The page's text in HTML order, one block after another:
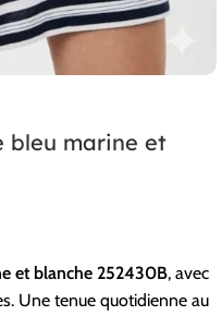
bleu marine et
et blanche 252430B, avec
Une tenue quotidienne au